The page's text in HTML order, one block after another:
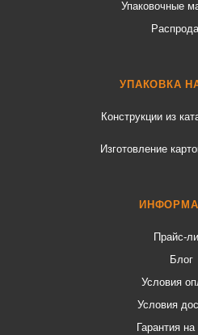
Упаковочные
УПАКОВКА
Конструкции из
Изготовление
Прайс-
Блог
Условия
Условия
Гарантия на